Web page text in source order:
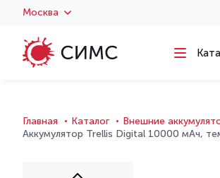
Москва
Главная Каталог Внешние
Аккумулятор Trellis Digital 10000 мАч,